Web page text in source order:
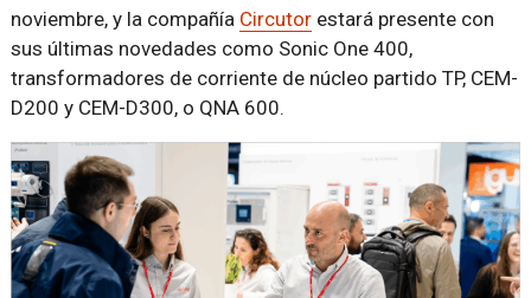
noviembre, y la compañía Circutorestará presente con
sus últimas novedades como Sonic One 400,
transformadores de corriente de núcleo partido TP, CEM-
D200 y CEM-D300, o QNA 600.